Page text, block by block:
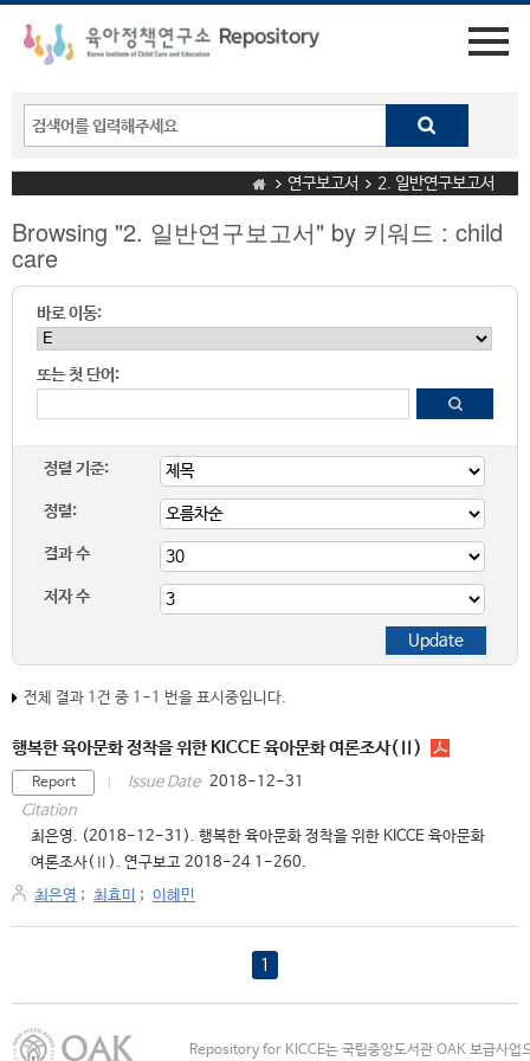
연구보고서 2. 일반연구보고서
Browsing "2. 일반연구보고서" by 키워드 : child
care
바로 이동:
또는 첫 단어:
정렬 기준:
정렬:
결과 수
저자 수
전체 결과 1건 중 1-1 번을 표시중입니다.
행복한 육아문화 정착을 위한 KICCE 육아문화 여론조사(Ⅱ)
Report Issue Date 2018-12-31
Citation
최은영. (2018-12-31). 행복한 육아문화 정착을 위한 KICCE 육아문화
여론조사(Ⅱ). 연구보고 2018-24 1-260.
최은영 ; 최효미 ; 이혜민
1
Repository for KICCE는 국립중앙도서관 OAK 보급사업